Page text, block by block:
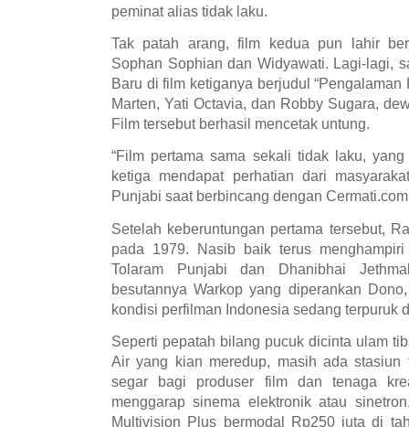
peminat alias tidak laku.
Tak patah arang, film kedua pun lahir
Sophan Sophian dan Widyawati. Lagi-lagi,
Baru di film ketiganya berjudul “Pengalaman
Marten, Yati Octavia, dan Robby Sugara,
Film tersebut berhasil mencetak untung.
“Film pertama sama sekali tidak laku,
ketiga mendapat perhatian dari
Punjabi saat berbincang dengan
Setelah keberuntungan pertama tersebut,
pada 1979. Nasib baik terus
Tolaram Punjabi dan Dhanibhai
besutannya Warkop yang diperankan
kondisi perfilman Indonesia sedang terpuruk
Seperti pepatah bilang pucuk dicinta ulam
Air yang kian meredup, masih ada stasiun
segar bagi produser film dan tenaga
menggarap sinema elektronik atau
Multivision Plus bermodal Rp250 juta di